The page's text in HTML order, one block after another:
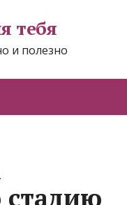
тебя
и полезно
стадию